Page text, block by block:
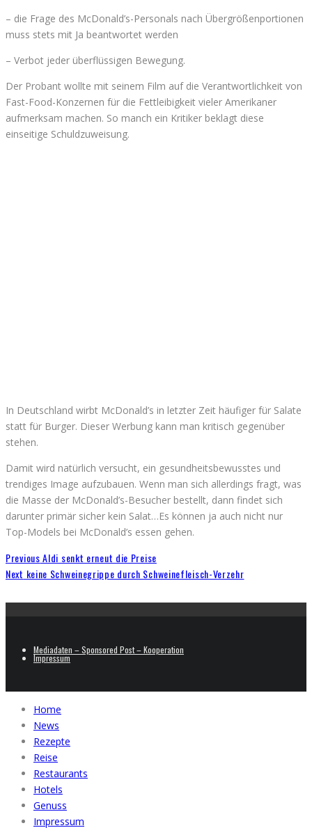
– die Frage des McDonald’s-Personals nach Übergrößenportionen
muss stets mit Ja beantwortet werden
– Verbot jeder überflüssigen Bewegung.
Der Probant wollte mit seinem Film auf die Verantwortlichkeit von
Fast-Food-Konzernen für die Fettleibigkeit vieler Amerikaner
aufmerksam machen. So manch ein Kritiker beklagt diese
einseitige Schuldzuweisung.
In Deutschland wirbt McDonald’s in letzter Zeit häufiger für Salate
statt für Burger. Dieser Werbung kann man kritisch gegenüber
stehen.
Damit wird natürlich versucht, ein gesundheitsbewusstes und
trendiges Image aufzubauen. Wenn man sich allerdings fragt, was
die Masse der McDonald’s-Besucher bestellt, dann findet sich
darunter primär sicher kein Salat…Es können ja auch nicht nur
Top-Models bei McDonald’s essen gehen.
PreviousAldi senkt erneut die Preise
Next keine Schweinegrippe durch Schweinefleisch-Verzehr
Mediadaten – Sponsored Post – Kooperation
Impressum
Home
News
Rezepte
Reise
Restaurants
Hotels
Genuss
Impressum